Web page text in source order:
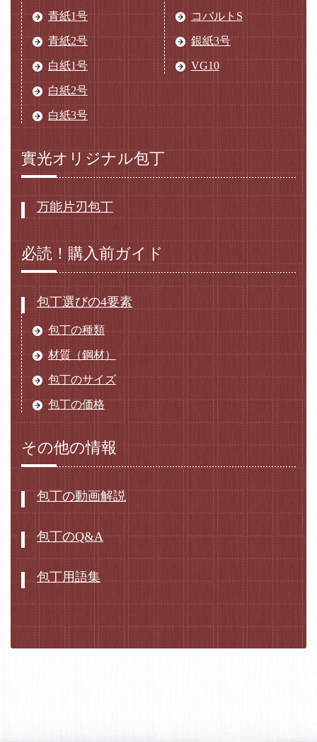
青紙1号
青紙2号
白紙1号
白紙2号
白紙3号
コバルトS
銀紙3号
VG10
實光オリジナル包丁
万能片刃包丁
必読！購入前ガイド
包丁選びの4要素
包丁の種類
材質（鋼材）
包丁のサイズ
包丁の価格
その他の情報
包丁の動画解説
包丁のQ&A
包丁用語集